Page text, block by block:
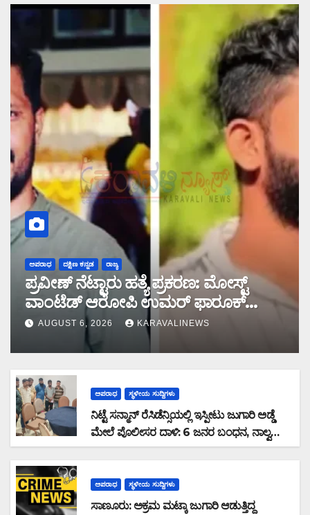
ಅಪರಾಧ ದಕ್ಷಿಣ ಕನ್ನಡ ರಾಜ್ಯ
ಪ್ರವೀಣ್ ನೆಟ್ಟಾರು ಹತ್ಯೆ ಪ್ರಕರಣ: ಮೋಸ್ಟ್
ವಾಂಟೆಡ್ ಆರೋಪಿ ಉಮರ್ ಫಾರೂಕ್
ಕೊಚ್ಚಿಯಲ್ಲಿ ಎನ್‌ಐಎ ವಶಕ್ಕೆ
AUGUST 6, 2026 KARAVALINEWS
ಅಪರಾಧ ಸ್ಥಳೀಯ ಸುದ್ದಿಗಳು
ನಿಟ್ಟೆ ಸನ್ಮಾನ್ ರೆಸಿಡೆನ್ಸಿಯಲ್ಲಿ ಇಸ್ಪೀಟು ಜುಗಾರಿ ಅಡ್ಡೆ
ಮೇಲೆ ಪೊಲೀಸರ ದಾಳಿ: 6 ಜನರ ಬಂಧನ, ನಾಲ್ವರು
ಪರಾರಿ: ನಗದು ಹಾಗೂ ಮೊಬೈಲ್ ವಶ
ಅಪರಾಧ ಸ್ಥಳೀಯ ಸುದ್ದಿಗಳು
ಸಾಣೂರು: ಅಕ್ರಮ ಮಟ್ಕಾ ಜುಗಾರಿ ಆಡುತ್ತಿದ್ದ